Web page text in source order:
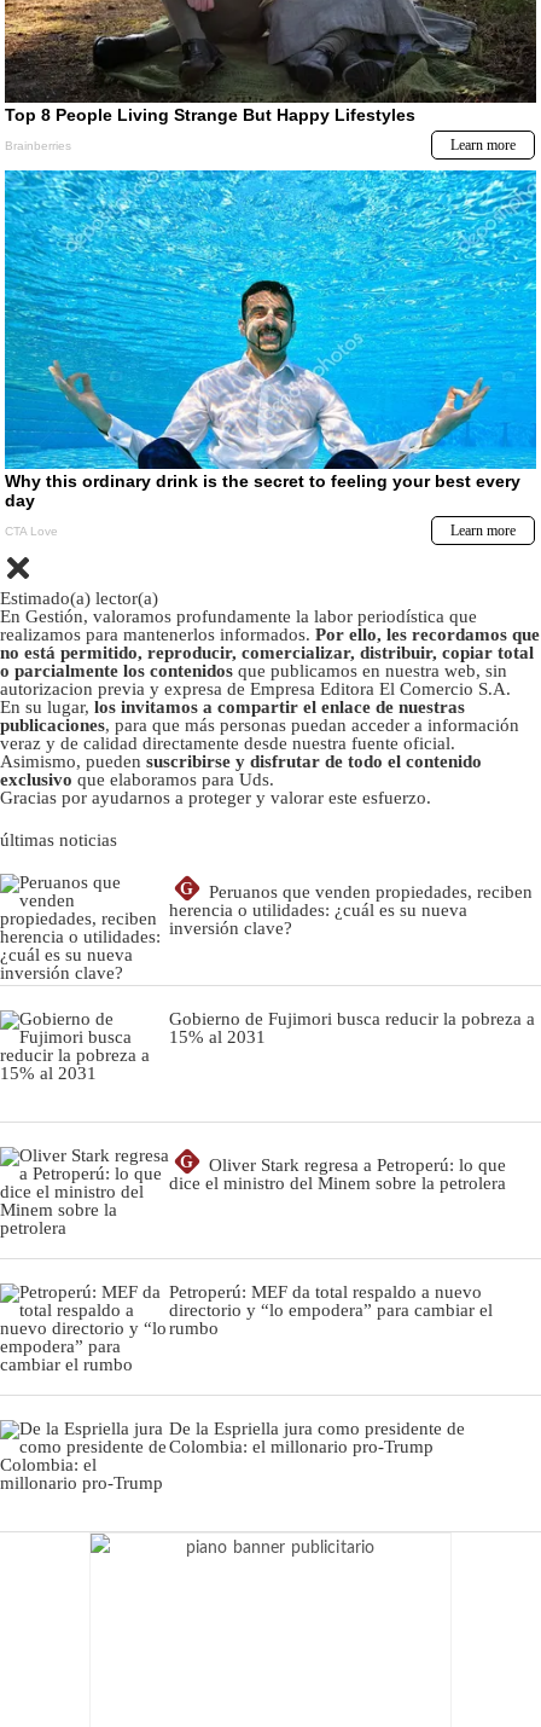
Estimado(a) lector(a)
En Gestión, valoramos profundamente la labor periodística que
realizamos para mantenerlos informados. Por ello, les recordamos que
no está permitido, reproducir, comercializar, distribuir, copiar total
o parcialmente los contenidos que publicamos en nuestra web, sin
autorizacion previa y expresa de Empresa Editora El Comercio S.A.
En su lugar, los invitamos a compartir el enlace de nuestras
publicaciones, para que más personas puedan acceder a información
veraz y de calidad directamente desde nuestra fuente oficial.
Asimismo, pueden suscribirse y disfrutar de todo el contenido
exclusivo que elaboramos para Uds.
Gracias por ayudarnos a proteger y valorar este esfuerzo.
últimas noticias
G
Peruanos que venden propiedades, reciben
herencia o utilidades: ¿cuál es su nueva
inversión clave?
Gobierno de Fujimori busca reducir la pobreza a
15% al 2031
G
Oliver Stark regresa a Petroperú: lo que
dice el ministro del Minem sobre la petrolera
Petroperú: MEF da total respaldo a nuevo
directorio y “lo empodera” para cambiar el
rumbo
De la Espriella jura como presidente de
Colombia: el millonario pro-Trump